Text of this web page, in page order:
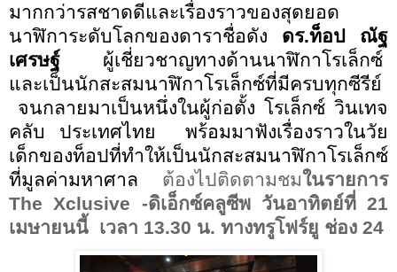
มากกว่ารสชาดดีและเรื่องราวของสุดยอด
นาฬิการะดับโลกของดาราชื่อดัง ดร.ท็อป ณัฐ
เศรษฐ์ ผู้เชี่ยวชาญทางด้านนาฬิกาโรเล็กซ์
และเป็นนักสะสมนาฬิกาโรเล็กซ์ที่มีครบทุกซีรีย์
จนกลายมาเป็นหนึ่งในผู้ก่อตั้ง โรเล็กซ์ วินเทจ
คลับ ประเทศไทย
พร้อมมาฟังเรื่องราวในวัย
เด็กของท็อปที่ทำให้เป็นนักสะสมนาฬิกาโรเล็กซ์
ที่มูลค่ามหาศาล ต้องไปติดตามชมในรายการ
The Xclusive -ดิเอ็กซ์คลูซีพ วันอาทิตย์ที่ 21
เมษายนนี้ เวลา 13.30 น. ทางทรูโฟร์ยู ช่อง 24